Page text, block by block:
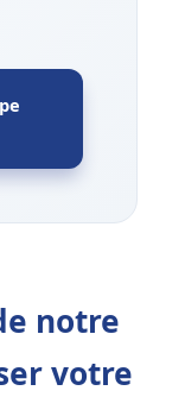
notre
votre